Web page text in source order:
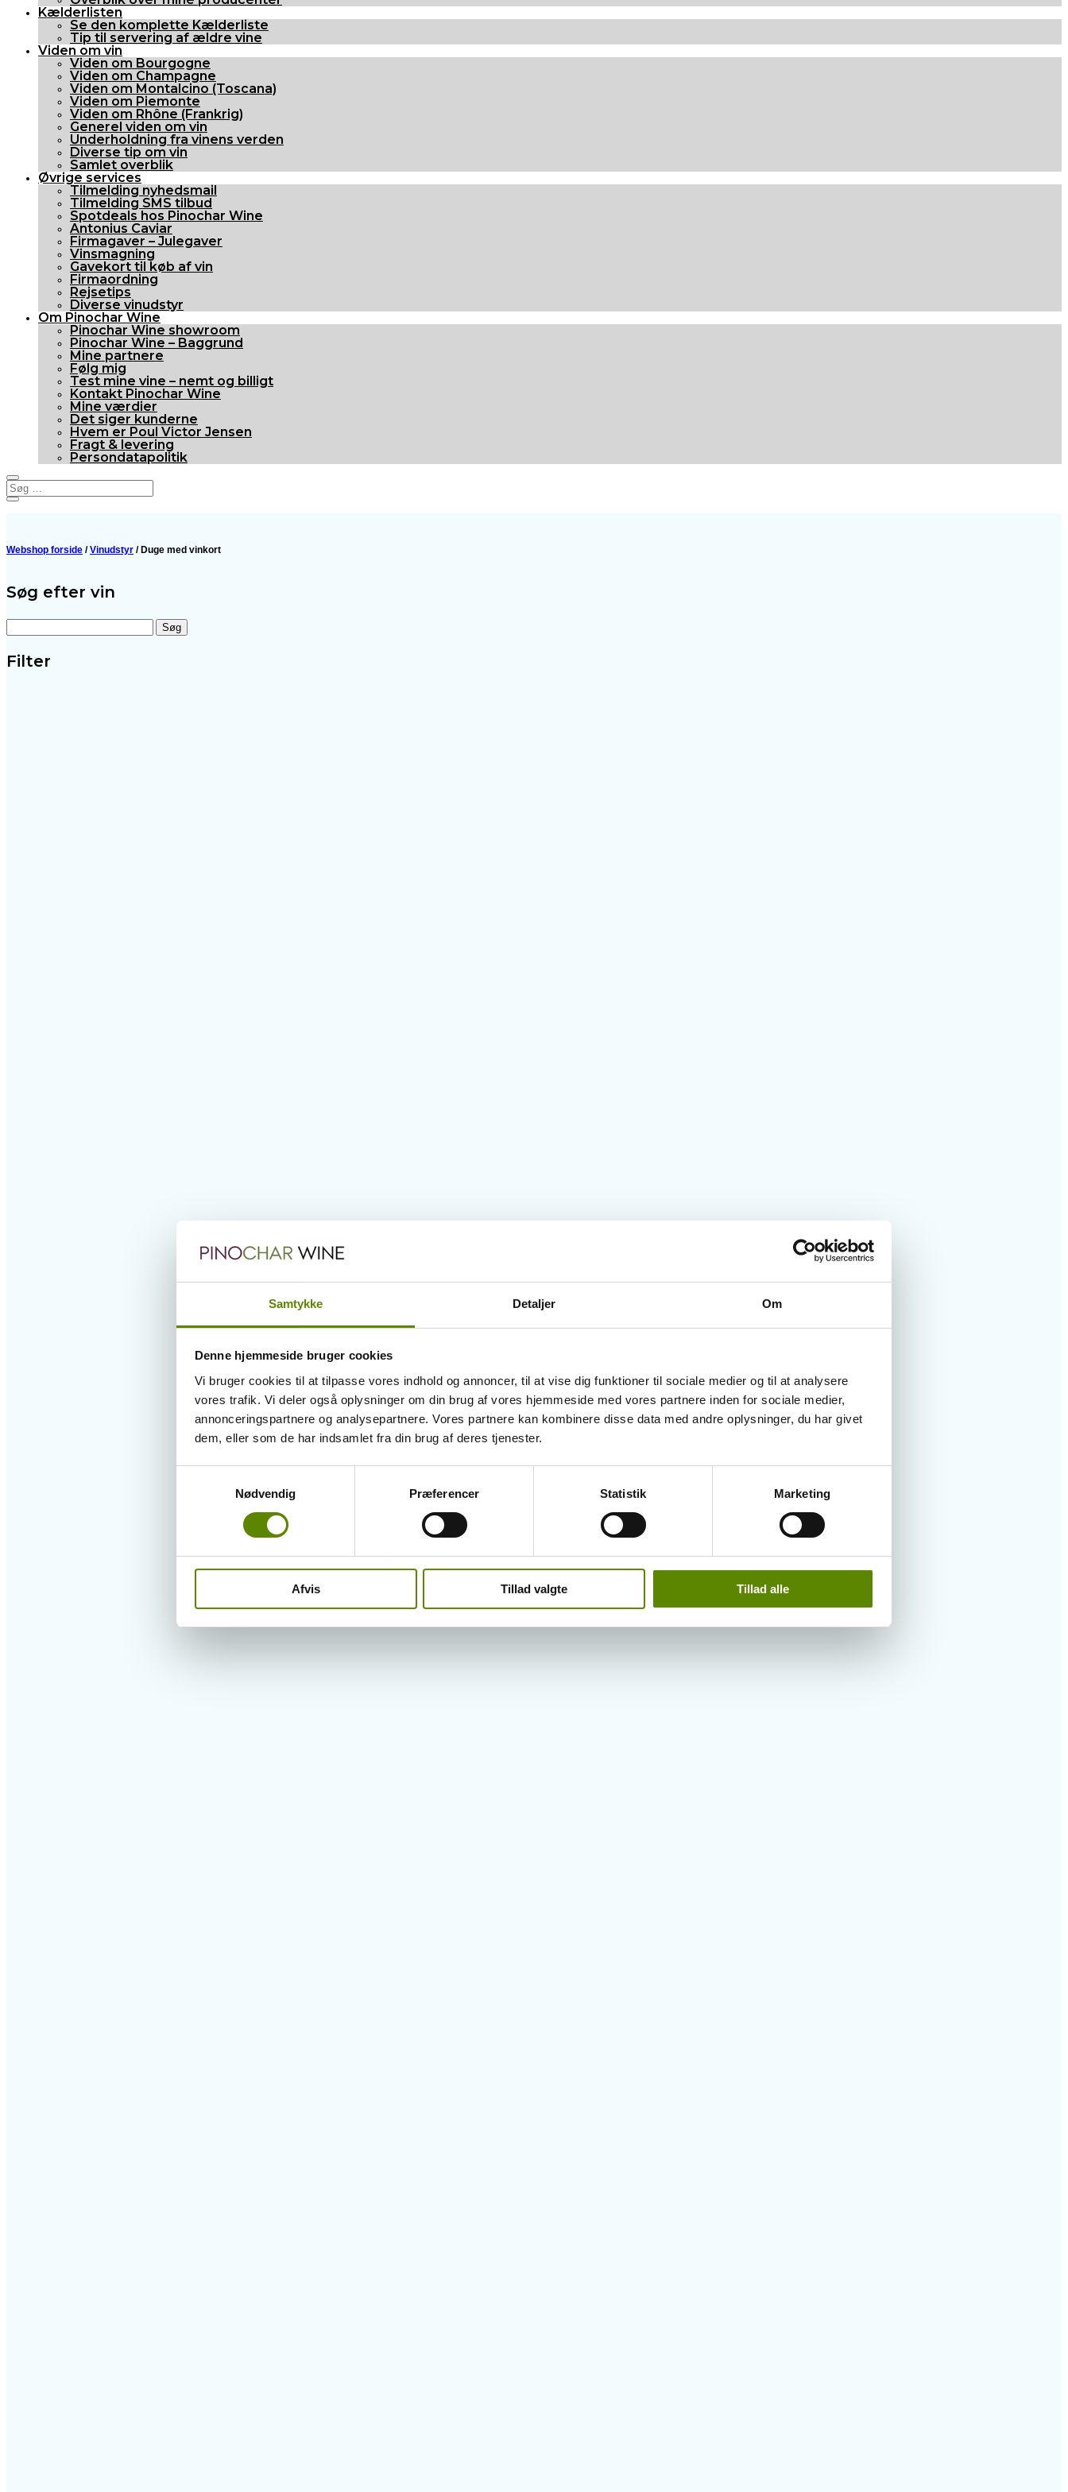
Samtykke Detaljer Om
Denne hjemmeside bruger cookies
Vi bruger cookies til at tilpasse vores indhold og annoncer, til at vise dig funktioner til sociale medier og til at analysere
vores trafik. Vi deler også oplysninger om din brug af vores hjemmeside med vores partnere inden for sociale medier,
annonceringspartnere og analysepartnere. Vores partnere kan kombinere disse data med andre oplysninger, du har givet
dem, eller som de har indsamlet fra din brug af deres tjenester.
Nødvendig
Præferencer Statistik Marketing
Afvis Tillad valgte Tillad alle
Kælderlisten
Se den komplette Kælderliste
Tip til servering af ældre vine
Viden om vin
Viden om Bourgogne
Viden om Champagne
Viden om Montalcino (Toscana)
Viden om Piemonte
Viden om Rhône (Frankrig)
Generel viden om vin
Underholdning fra vinens verden
Diverse tip om vin
Samlet overblik
Øvrige services
Tilmelding nyhedsmail
Tilmelding SMS tilbud
Spotdeals hos Pinochar Wine
Antonius Caviar
Firmagaver – Julegaver
Vinsmagning
Gavekort til køb af vin
Firmaordning
Rejsetips
Diverse vinudstyr
Om Pinochar Wine
Pinochar Wine showroom
Pinochar Wine – Baggrund
Mine partnere
Følg mig
Test mine vine – nemt og billigt
Kontakt Pinochar Wine
Mine værdier
Det siger kunderne
Hvem er Poul Victor Jensen
Fragt & levering
Persondatapolitik
Webshop forside /Vinudstyr / Duge med vinkort
Søg efter vin
Søg
efter:
Filter